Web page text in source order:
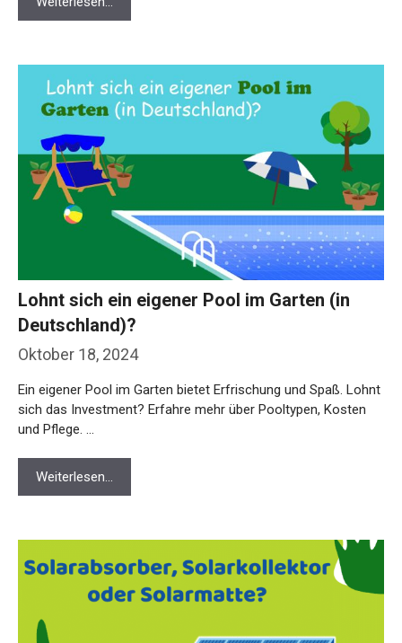
Oktober 18, 2024
Lohnt sich ein eigener Pool im Garten (in
Deutschland)?
Ein eigener Pool im Garten bietet Erfrischung und Spaß. Lohnt
sich das Investment? Erfahre mehr über Pooltypen, Kosten
und Pflege. …
Weiterlesen…